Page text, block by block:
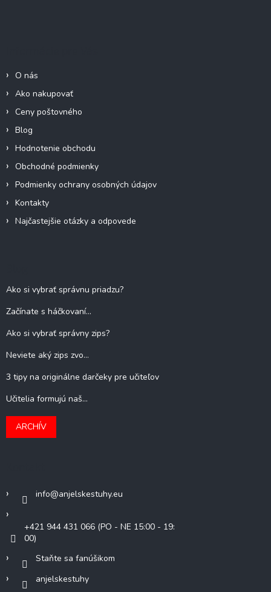
O nás
Ako nakupovať
Ceny poštovného
Blog
Hodnotenie obchodu
Obchodné podmienky
Podmienky ochrany osobných údajov
Kontakty
Najčastejšie otázky a odpovede
Ako si vybrať správnu priadzu?
Začínate s háčkovaní...
Ako si vybrať správny zips?
Neviete aký zips zvo...
3 tipy na originálne darčeky pre učiteľov
Učitelia formujú naš...
ARCHÍV
info@anjelskestuhy.eu
+421 944 431 066 (PO - NE 15:00 - 19:
00)
Staňte sa fanúšikom
anjelskestuhy